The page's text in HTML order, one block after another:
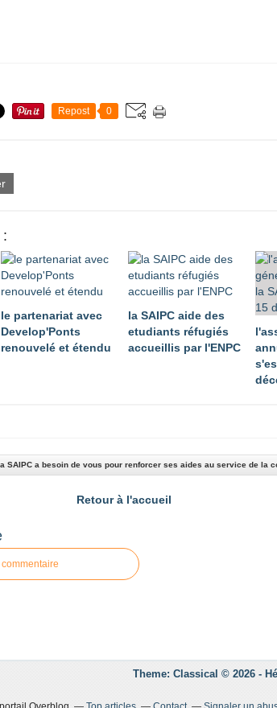
Repost 0
le partenariat avec
Develop'Ponts
renouvelé et étendu
la SAIPC aide des
etudiants réfugiés
accueillis par l'ENPC
Retour à l'accueil
Theme: Classical © 2026 -